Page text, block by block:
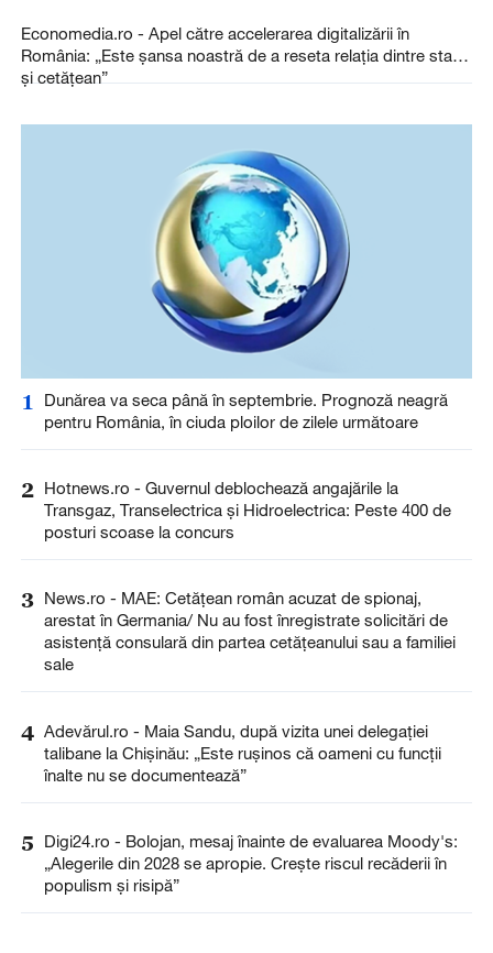
Economedia.ro - Apel către accelerarea digitalizării în
România: „Este șansa noastră de a reseta relația dintre stat
și cetățean”
1
Dunărea va seca până în septembrie. Prognoză neagră
pentru România, în ciuda ploilor de zilele următoare
2 Hotnews.ro - Guvernul deblochează angajările la
Transgaz, Transelectrica și Hidroelectrica: Peste 400 de
posturi scoase la concurs
3 News.ro - MAE: Cetăţean român acuzat de spionaj,
arestat în Germania/ Nu au fost înregistrate solicitări de
asistenţă consulară din partea cetăţeanului sau a familiei
sale
4 Adevărul.ro - Maia Sandu, după vizita unei delegației
talibane la Chișinău: „Este rușinos că oameni cu funcții
înalte nu se documentează”
5
Digi24.ro - Bolojan, mesaj înainte de evaluarea Moody's:
„Alegerile din 2028 se apropie. Crește riscul recăderii în
populism și risipă”